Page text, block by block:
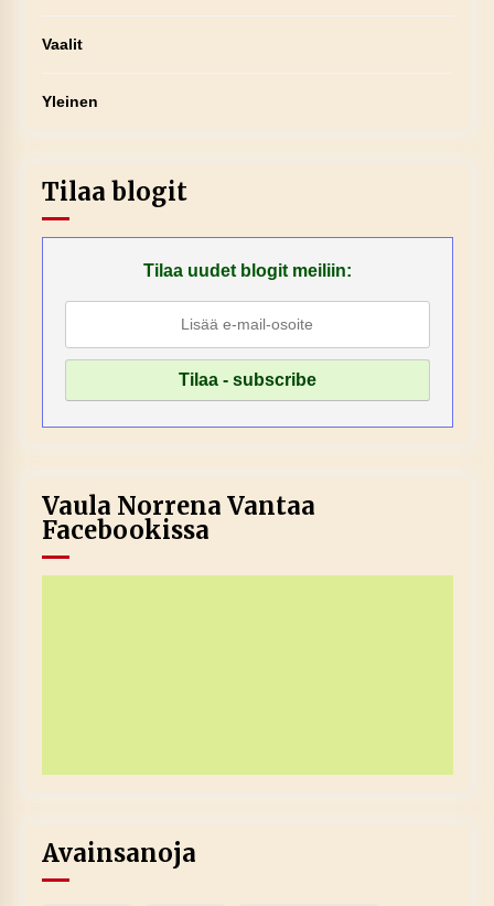
Vaalit
Yleinen
Tilaa blogit
Tilaa uudet blogit meiliin:
Vaula Norrena Vantaa
Facebookissa
Avainsanoja